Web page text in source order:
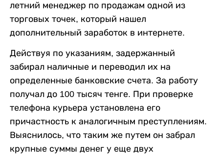
летний менеджер по продажам одной из
торговых точек, который нашел
дополнительный заработок в интернете.
Действуя по указаниям, задержанный
забирал наличные и переводил их на
определенные банковские счета. За работу
получал до 100 тысяч тенге. При проверке
телефона курьера установлена его
причастность к аналогичным преступлениям.
Выяснилось, что таким же путем он забрал
крупные суммы денег у еще двух